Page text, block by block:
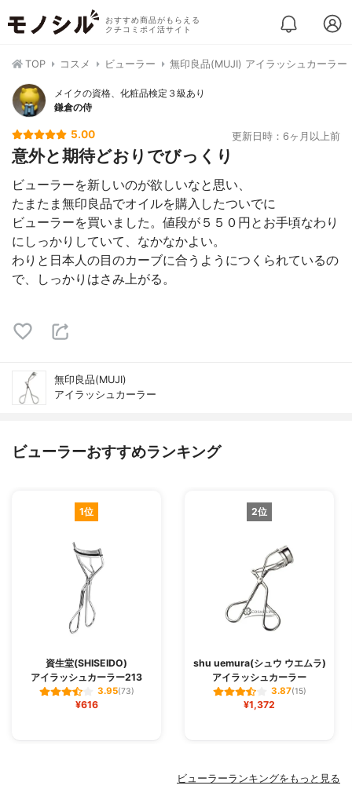
おすすめ商品がもらえる
クチコミポイ活サイト
TOP コスメ ビューラー 無印良品(MUJI) アイラッシュカーラー
メイクの資格、化粧品検定３級あり
鎌倉の侍
5.00 更新日時：6ヶ月以上前
意外と期待どおりでびっくり
ビューラーを新しいのが欲しいなと思い、
たまたま無印良品でオイルを購入したついでに
ビューラーを買いました。値段が５５０円とお手頃なわり
にしっかりしていて、なかなかよい。
わりと日本人の目のカーブに合うようにつくられているの
で、しっかりはさみ上がる。
無印良品(MUJI)
アイラッシュカーラー
ビューラーおすすめランキング
1位
資生堂(SHISEIDO)
アイラッシュカーラー213
3.95(73)
¥616
2位
shu uemura(シュウ ウエムラ)
アイラッシュカーラー
3.87(15)
¥1,372
ビューラーランキングをもっと見る